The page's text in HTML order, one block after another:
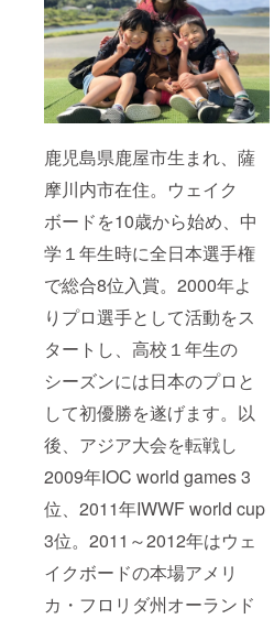
鹿児島県鹿屋市生まれ、薩
摩川内市在住。ウェイク
ボードを10歳から始め、中
学１年生時に全日本選手権
で総合8位入賞。2000年よ
りプロ選手として活動をス
タートし、高校１年生の
シーズンには日本のプロと
して初優勝を遂げます。以
後、アジア大会を転戦し
2009年IOC world games 3
位、2011年IWWF world cup
3位。2011～2012年はウェ
イクボードの本場アメリ
カ・フロリダ州オーランド